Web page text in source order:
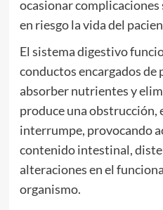
ocasionar complicaciones
en riesgo la vida del
El sistema digestivo
conductos encargados de
absorber nutrientes y
produce una obstrucción,
interrumpe, provocando
contenido intestinal,
alteraciones en el
organismo.